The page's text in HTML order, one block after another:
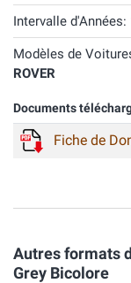
Intervalle d'Années:
Modèles de
ROVER
Documents
Fiche de
Autres formats
Grey Bicolore